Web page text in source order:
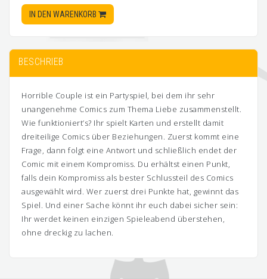
IN DEN WARENKORB
BESCHRIEB
Horrible Couple ist ein Partyspiel, bei dem ihr sehr
unangenehme Comics zum Thema Liebe zusammenstellt.
Wie funktioniert’s? Ihr spielt Karten und erstellt damit
dreiteilige Comics über Beziehungen. Zuerst kommt eine
Frage, dann folgt eine Antwort und schließlich endet der
Comic mit einem Kompromiss. Du erhältst einen Punkt,
falls dein Kompromiss als bester Schlussteil des Comics
ausgewählt wird. Wer zuerst drei Punkte hat, gewinnt das
Spiel. Und einer Sache könnt ihr euch dabei sicher sein:
Ihr werdet keinen einzigen Spieleabend überstehen,
ohne dreckig zu lachen.